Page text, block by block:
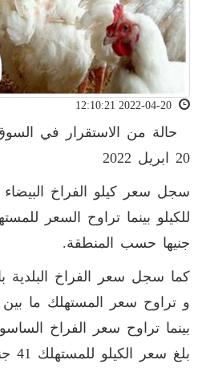
حالة من الاستقرار في السوق
20 ابريل 2022
جنيها حسب المنطقة.
بلغ سعر الكيلو للمستهلك 41 جنيه